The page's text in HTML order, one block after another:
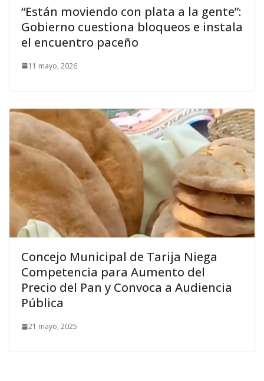
“Están moviendo con plata a la gente”:
Gobierno cuestiona bloqueos e instala
el encuentro paceño
11 mayo, 2026
Concejo Municipal de Tarija Niega
Competencia para Aumento del
Precio del Pan y Convoca a Audiencia
Pública
21 mayo, 2025